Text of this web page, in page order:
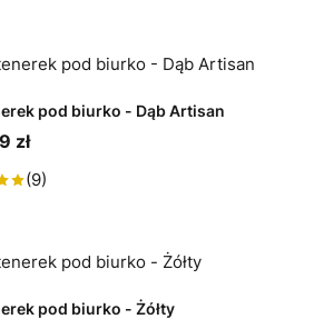
pod biurko - Dąb Artisan
zł
(9)
pod biurko - Żółty